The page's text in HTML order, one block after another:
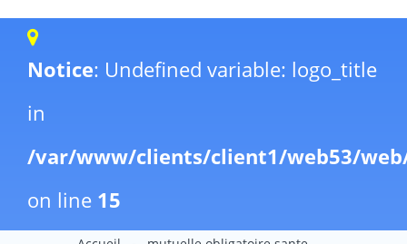
Notice: Undefined variable: logo_title
in
/var/www/clients/client1/web53/
on line 15